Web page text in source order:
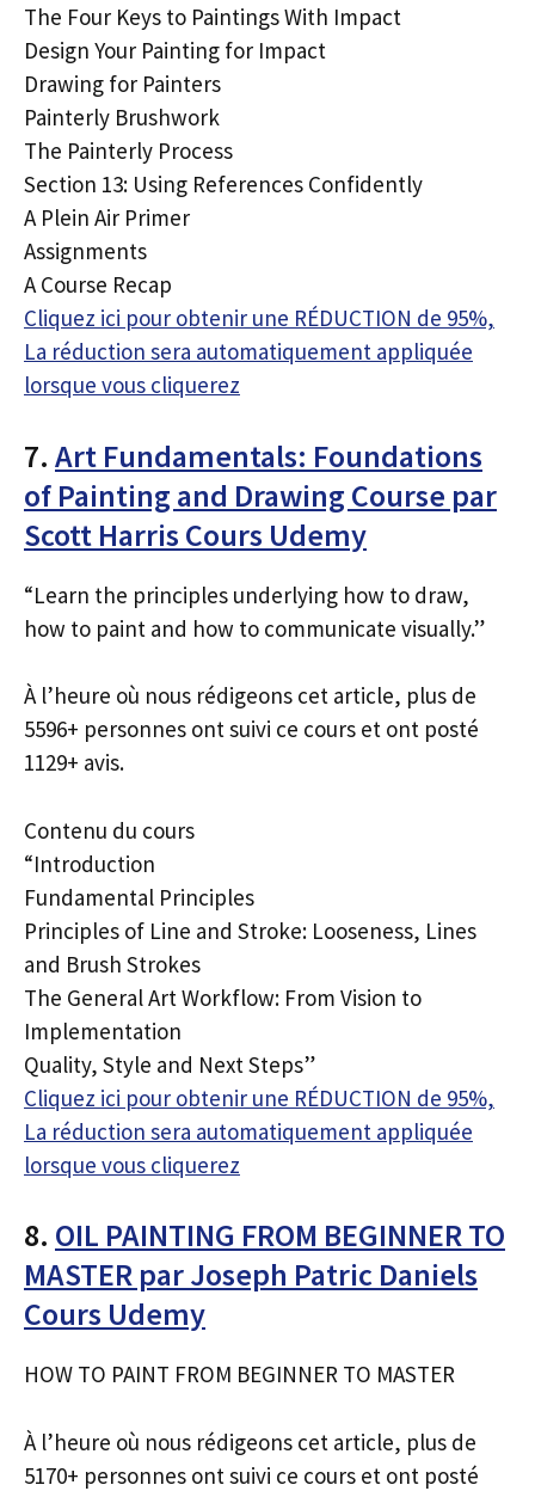
The Four Keys to Paintings With Impact
Design Your Painting for Impact
Drawing for Painters
Painterly Brushwork
The Painterly Process
Section 13: Using References Confidently
A Plein Air Primer
Assignments
A Course Recap
Cliquez ici pour obtenir une RÉDUCTION de 95%,
La réduction sera automatiquement appliquée
lorsque vous cliquerez
7. Art Fundamentals: Foundations
of Painting and Drawing Course par
Scott Harris Cours Udemy
“Learn the principles underlying how to draw,
how to paint and how to communicate visually.”
À l’heure où nous rédigeons cet article, plus de
5596+ personnes ont suivi ce cours et ont posté
1129+ avis.
Contenu du cours
“Introduction
Fundamental Principles
Principles of Line and Stroke: Looseness, Lines
and Brush Strokes
The General Art Workflow: From Vision to
Implementation
Quality, Style and Next Steps”
Cliquez ici pour obtenir une RÉDUCTION de 95%,
La réduction sera automatiquement appliquée
lorsque vous cliquerez
8. OIL PAINTING FROM BEGINNER TO
MASTER par Joseph Patric Daniels
Cours Udemy
HOW TO PAINT FROM BEGINNER TO MASTER
À l’heure où nous rédigeons cet article, plus de
5170+ personnes ont suivi ce cours et ont posté